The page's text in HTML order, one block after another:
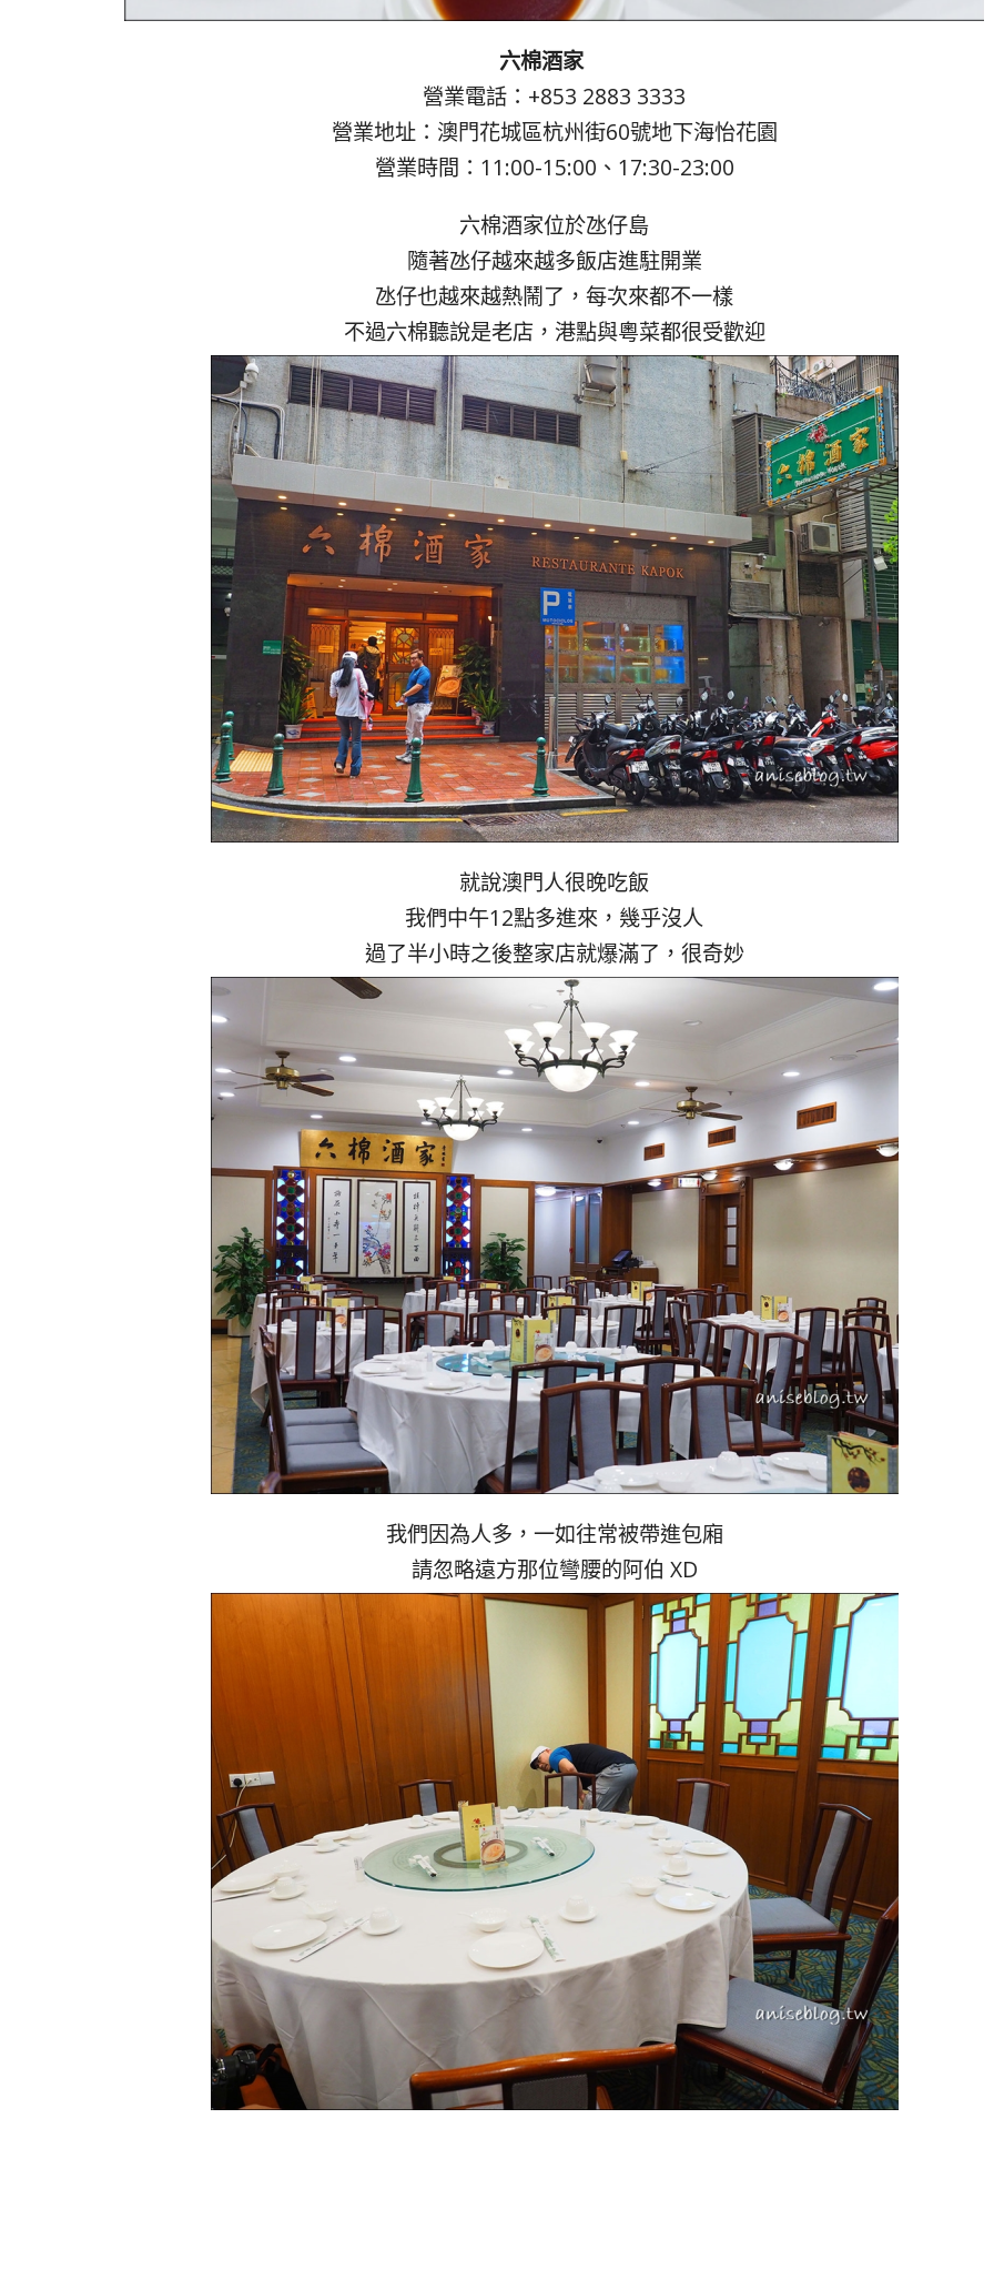
六棉酒家
營業電話：+853 2883 3333
營業地址：澳門花城區杭州街60號地下海怡花園
營業時間：11:00-15:00、17:30-23:00
六棉酒家位於氹仔島
隨著氹仔越來越多飯店進駐開業
氹仔也越來越熱鬧了，每次來都不一樣
不過六棉聽說是老店，港點與粵菜都很受歡迎
就說澳門人很晚吃飯
我們中午12點多進來，幾乎沒人
過了半小時之後整家店就爆滿了，很奇妙
我們因為人多，一如往常被帶進包廂
請忽略遠方那位彎腰的阿伯 XD